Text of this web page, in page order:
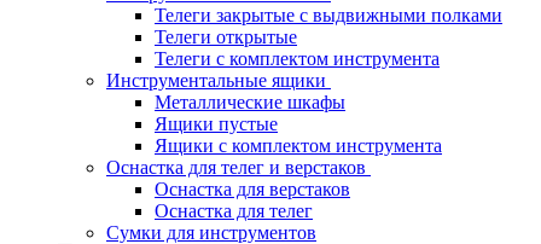
Телеги закрытые с выдвижными полками
Телеги открытые
Телеги с комплектом инструмента
Инструментальные ящики
Металлические шкафы
Ящики пустые
Ящики с комплектом инструмента
Оснастка для телег и верстаков
Оснастка для верстаков
Оснастка для телег
Сумки для инструментов